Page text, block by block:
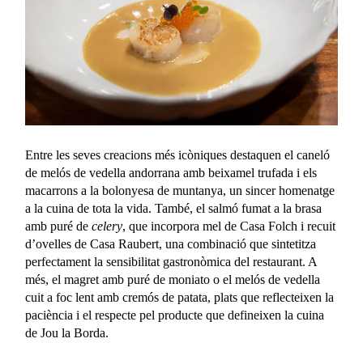
Entre les seves creacions més icòniques destaquen elcaneló
de melós de vedella andorrana amb beixamel trufada i els
macarrons a la bolonyesa de muntanya, un sincer homenatge
a la cuina de tota la vida. També, el salmó fumat a la brasa
amb puré decelery, que incorpora mel de Casa Folch i recuit
d’ovelles de Casa Raubert, una combinació que sintetitza
perfectament la sensibilitat gastronòmica del restaurant. A
més, el magret amb puré de moniato o el melósde vedella
cuit a foc lent amb cremós de patata, plats que reflecteixen la
paciència i el respecte pel producte que defineixen la cuina
de Jou la Borda.